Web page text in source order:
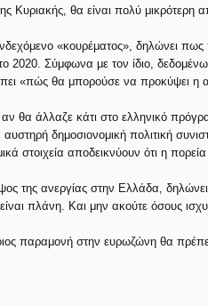
Κυριακής, θα είναι πολύ
«κουρέματος», δηλώνει πως
2020. Σύμφωνα με τον ίδιο,
«πώς θα μπορούσε να προκύψει η
θα άλλαζε κάτι στο ελληνικό
αυστηρή δημοσιονομική πολιτική
στοιχεία αποδεικνύουν ότι η
της ανεργίας στην Ελλάδα,
πλάνη. Και μην ακούτε όσους
παραμονή στην ευρωζώνη θα